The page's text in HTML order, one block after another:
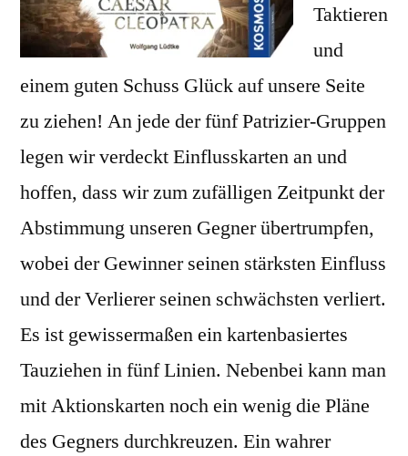
Taktieren
und
einem guten Schuss Glück auf unsere Seite
zu ziehen! An jede der fünf Patrizier-Gruppen
legen wir verdeckt Einflusskarten an und
hoffen, dass wir zum zufälligen Zeitpunkt der
Abstimmung unseren Gegner übertrumpfen,
wobei der Gewinner seinen stärksten Einfluss
und der Verlierer seinen schwächsten verliert.
Es ist gewissermaßen ein kartenbasiertes
Tauziehen in fünf Linien. Nebenbei kann man
mit Aktionskarten noch ein wenig die Pläne
des Gegners durchkreuzen. Ein wahrer